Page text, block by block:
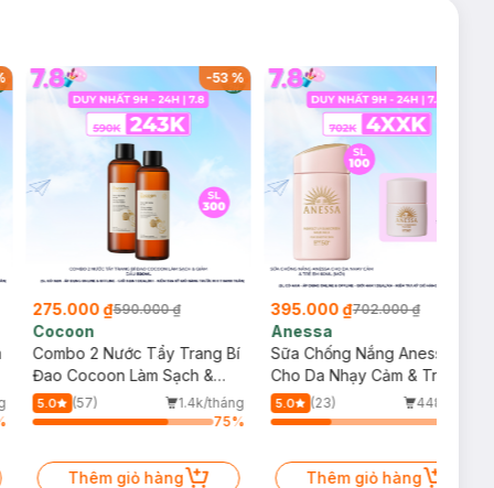
-53%
275.000 ₫590.000 ₫
Cocoon
Combo 2 Nước Tẩy Trang Bí
Đao Cocoon Làm Sạch &
Giảm Dầu 500ml
5.0 (57)
1.4k/tháng
75%
Thêm giỏ hàng
395.000 ₫702.000 ₫
Anessa
Sữa Chống Nắng Anessa
Cho Da Nhạy Cảm & Trẻ Em
60ml (Mới)
5.0 (23)
448/tháng
Thêm giỏ hàng